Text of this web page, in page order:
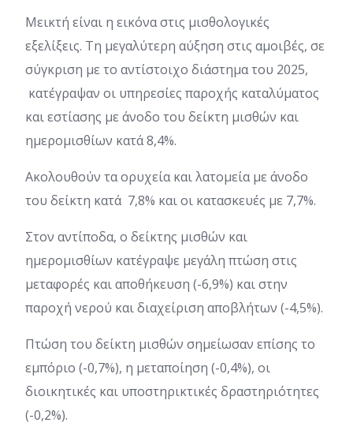
Μεικτή είναι η εικόνα στις μισθολογικές
εξελίξεις. Τη μεγαλύτερη αύξηση στις αμοιβές, σε
σύγκριση με το αντίστοιχο διάστημα του 2025,
κατέγραψαν οι υπηρεσίες παροχής καταλύματος
και εστίασης με άνοδο του δείκτη μισθών και
ημερομισθίων κατά 8,4%.
Ακολουθούν τα ορυχεία και λατομεία με άνοδο
του δείκτη κατά 7,8% και οι κατασκευές με 7,7%.
Στον αντίποδα, ο δείκτης μισθών και
ημερομισθίων κατέγραψε μεγάλη πτώση στις
μεταφορές και αποθήκευση (-6,9%) και στην
παροχή νερού και διαχείριση αποβλήτων (-4,5%).
Πτώση του δείκτη μισθών σημείωσαν επίσης το
εμπόριο (-0,7%), η μεταποίηση (-0,4%), οι
διοικητικές και υποστηρικτικές δραστηριότητες
(-0,2%).